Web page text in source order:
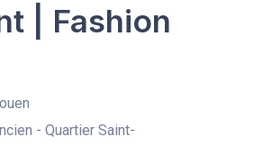
| Fashion
- Quartier Saint-